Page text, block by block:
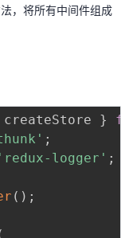
，将所有中间件组成
createStore }
;
'redux-logger' ;
( ) ;